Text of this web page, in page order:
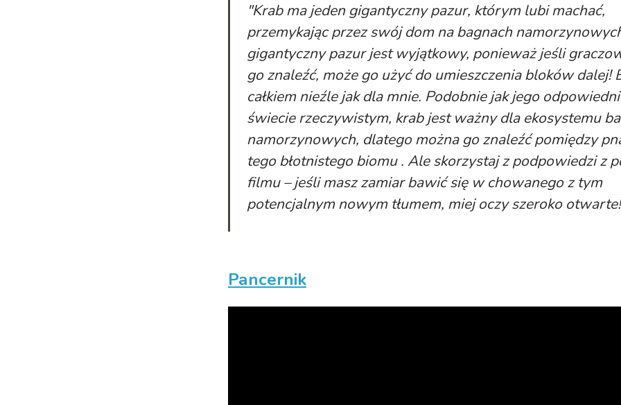
"Krab ma jeden gigantycznypazur, którym lubi machać,
przemykając przez swój dom na bagnach
gigantyczny pazur jest wyjątkowy, ponieważ jeśli
go znaleźć, może go użyć do umieszczenia bloków dalej!
całkiemnieźlejak dla mnie. Podobnie jak jego
świecie rzeczywistym, krab jest ważny dla ekosystemu
namorzynowych, dlatego można go znaleźć pomiędzy
tego błotnistego biomu . Ale skorzystaj z podpowiedzi z
filmu – jeśli masz zamiar bawić się w chowanego z tym
potencjalnym nowym tłumem, miej oczy szeroko
Pancernik